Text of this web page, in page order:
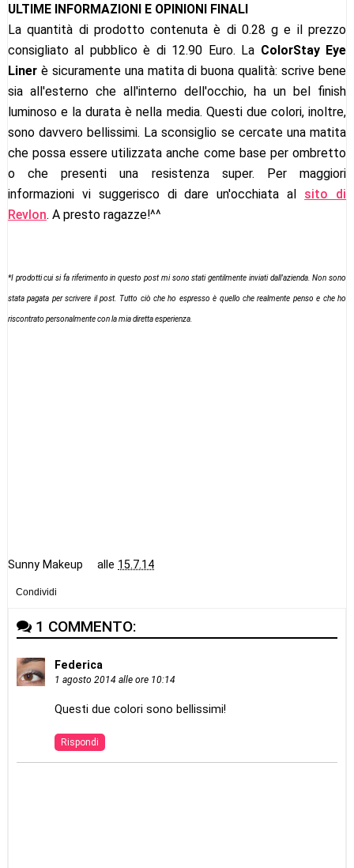
ULTIME INFORMAZIONI E OPINIONI FINALI
La quantità di prodotto contenuta è di 0.28 g e il prezzo
consigliato al pubblico è di 12.90 Euro. La ColorStay Eye
Linerè sicuramente una matita di buona qualità: scrive bene
sia all'esterno che all'interno dell'occhio, ha un bel finish
luminoso e la durata è nella media. Questi due colori, inoltre,
sono davvero bellissimi. La sconsiglio se cercate una matita
che possa essere utilizzata anche come base per ombretto
o che presenti una resistenza super. Per maggiori
informazioni vi suggerisco di dare un'occhiata al sito di
Revlon. A presto ragazze!^^
*I prodotti cui si fa riferimento in questo post mi sono stati gentilmente inviati dall'azienda. Non sono
stata pagata per scrivere il post. Tutto ciò che ho espresso è quello che realmente penso e che ho
riscontrato personalmente con la mia diretta esperienza.
Sunny Makeup alle 15.7.14
Condividi
1 COMMENTO:
Federica
1 agosto 2014 alle ore 10:14
Questi due colori sono bellissimi!
Rispondi